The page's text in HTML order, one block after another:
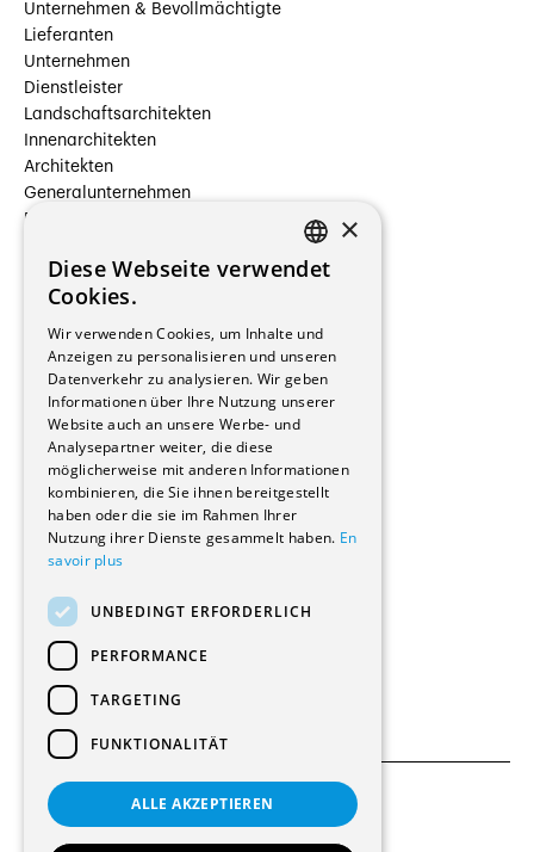
Unternehmen & Bevollmächtigte
Lieferanten
Unternehmen
Dienstleister
Landschaftsarchitekten
Innenarchitekten
Architekten
Generalunternehmen
Beauftragte Unternehmen
Hersteller/Lieferanten
Bauherrschaften
Immobilienverwaltungsgesellschaften
Stockwerkeigentum
Reportagen
Wohnungen
Renovierungen
Innere Umbauten
Gastgewerbe und Tourismus
Verwaltungsgebäude und Geschäfte
Schuleinrichtungen
Medizinische Einrichtungen
Kultur - Sport - Freizeit
Industrie - Handwerk
Transport und Parkplätze
Diverse Bauten
Allgemeine Bedingungen
FRENCH
×
Diese Webseite verwendet
Cookies.
Wir verwenden Cookies, um Inhalte und
Anzeigen zu personalisieren und unseren
Datenverkehr zu analysieren. Wir geben
Informationen über Ihre Nutzung unserer
Website auch an unsere Werbe- und
Analysepartner weiter, die diese
möglicherweise mit anderen Informationen
kombinieren, die Sie ihnen bereitgestellt
haben oder die sie im Rahmen Ihrer
Nutzung ihrer Dienste gesammelt haben. En
savoir plus
UNBEDINGT ERFORDERLICH
PERFORMANCE
TARGETING
FUNKTIONALITÄT
ALLE AKZEPTIEREN